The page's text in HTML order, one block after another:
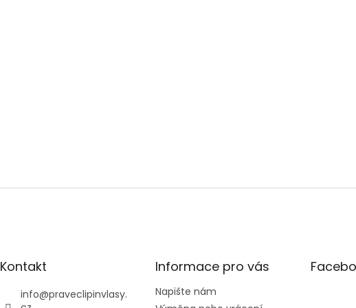
Kontakt
info@praveclipinvlasy.
Informace pro vás
Napište nám